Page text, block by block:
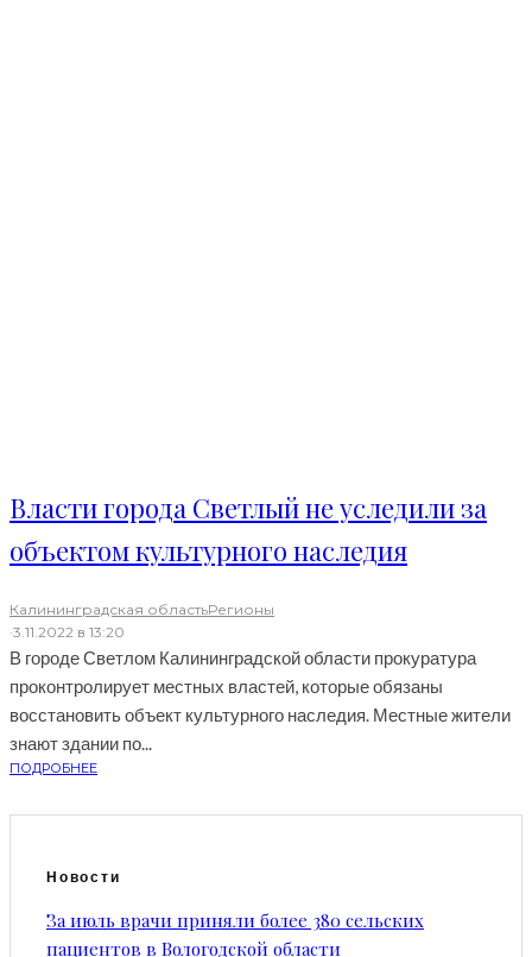
Власти города Светлый не уследили за
объектом культурного наследия
Калининградская областьРегионы
·3.11.2022 в 13:20
В городе Светлом Калининградской области прокуратура
проконтролирует местных властей, которые обязаны
восстановить объект культурного наследия. Местные жители
знают здании по...
ПОДРОБНЕЕ
Новости
За июль врачи приняли более 380 сельских
пациентов в Вологодской области